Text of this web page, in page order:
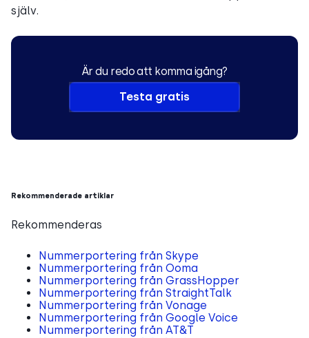
själv.
Är du redo att komma igång?
Testa gratis
Rekommenderade artiklar
Rekommenderas
Nummerportering från Skype
Nummerportering från Ooma
Nummerportering från GrassHopper
Nummerportering från StraightTalk
Nummerportering från Vonage
Nummerportering från Google Voice
Nummerportering från AT&T